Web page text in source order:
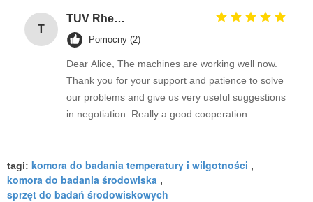
T
TUV Rheinland
Pomocny (2)
Dear Alice, The machines are working well now.
Thank you for your support and patience to solve
our problems and give us very useful suggestions
in negotiation. Really a good cooperation.
tagi: komora do badania temperatury i wilgotności ,
komora do badania środowiska ,
sprzęt do badań środowiskowych